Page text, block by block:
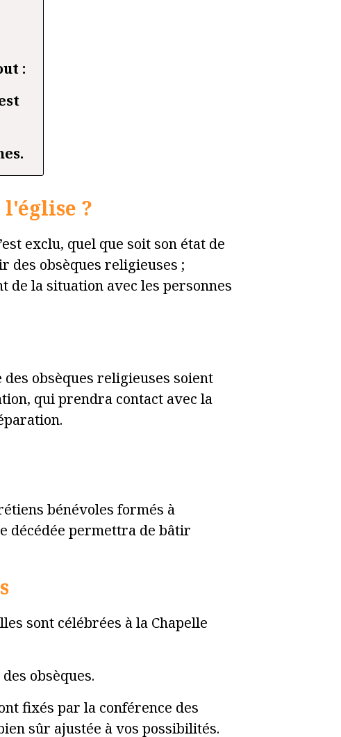
:
l'église ?
exclu, quel que soit son état de
des obsèques religieuses ;
la situation avec les personnes
des obsèques religieuses soient
qui prendra contact avec la
bénévoles formés à
décédée permettra de bâtir
sont célébrées à la Chapelle
obsèques.
fixés par la conférence des
sûr ajustée à vos possibilités.